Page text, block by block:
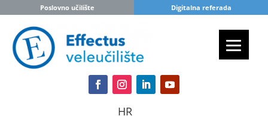
Poslovno učilište Digitalna referada
HR